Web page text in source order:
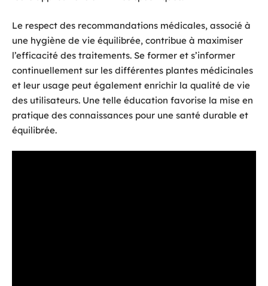
Le respect des recommandations médicales, associé à
une hygiène de vie équilibrée, contribue à maximiser
l’efficacité des traitements. Se former et s’informer
continuellement sur les différentes plantes médicinales
et leur usage peut également enrichir la qualité de vie
des utilisateurs. Une telle éducation favorise la mise en
pratique des connaissances pour une santé durable et
équilibrée.